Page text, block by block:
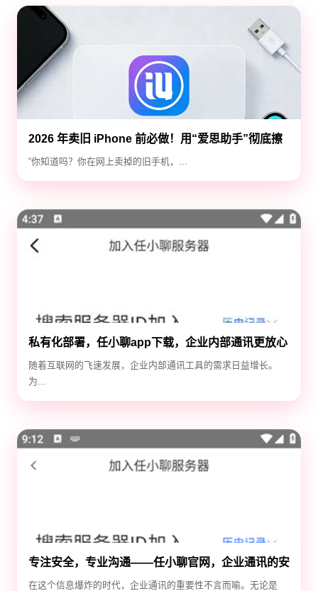
2026 年卖旧 iPhone 前必做！用“爱思助手”彻底擦
除隐私，防止数据泄露
“你知道吗？你在网上卖掉的旧手机，...
私有化部署，任小聊app下载，企业内部通讯更放心
随着互联网的飞速发展，企业内部通讯工具的需求日益增长。
为...
专注安全，专业沟通——任小聊官网，企业通讯的安
全守护神
在这个信息爆炸的时代，企业通讯的重要性不言而喻。无论是